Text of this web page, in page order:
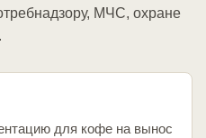
МЧС, охране
для кофе на вынос